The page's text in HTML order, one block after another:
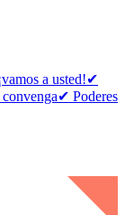
a usted!✔
Poderes